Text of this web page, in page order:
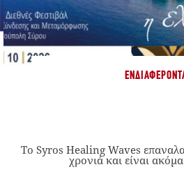
Το Syros Healing Waves
χρονιά και είναι